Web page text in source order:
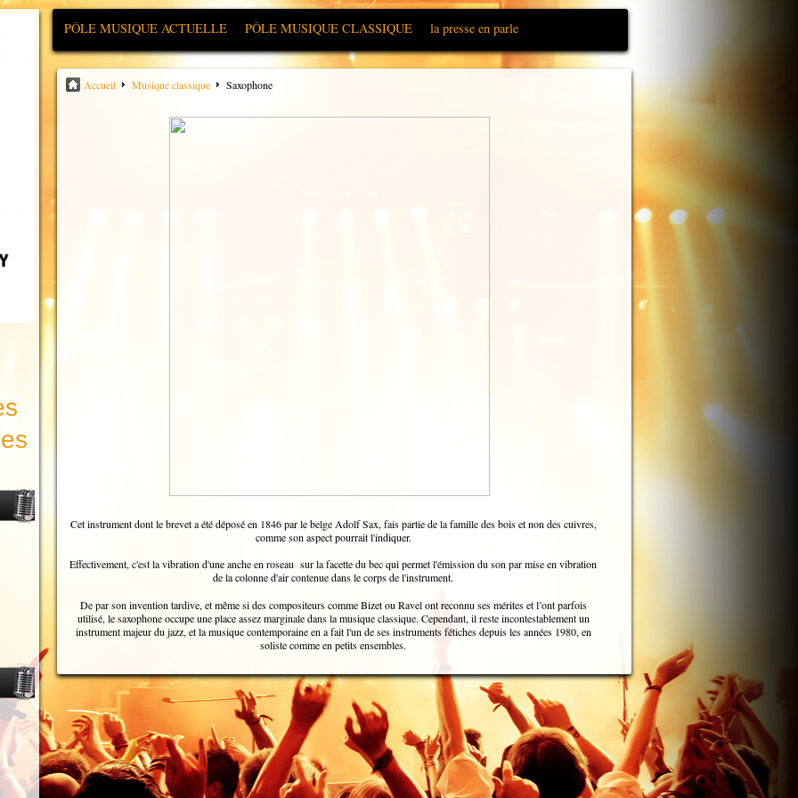
PÔLE MUSIQUE ACTUELLE PÔLE MUSIQUE CLASSIQUE la presse en parle
Accueil Musique classique Saxophone
Cet instrument dont le brevet a été déposé en 1846 par le belge Adolf Sax, fais partie de la famille des bois et non des cuivres,
comme son aspect pourrait l'indiquer.
Effectivement, c'est la vibration d'une anche en roseau sur la facette du bec qui permet l'émission du son par mise en vibration
de la colonne d'air contenue dans le corps de l'instrument.
De par son invention tardive, et même si des compositeurs comme Bizet ou Ravel ont reconnu ses mérites et l’ont parfois
utilisé, le saxophone occupe une place assez marginale dans la musique classique. Cependant, il reste incontestablement un
instrument majeur du jazz, et la musique contemporaine en a fait l'un de ses instruments fétiches depuis les années 1980, en
soliste comme en petits ensembles.